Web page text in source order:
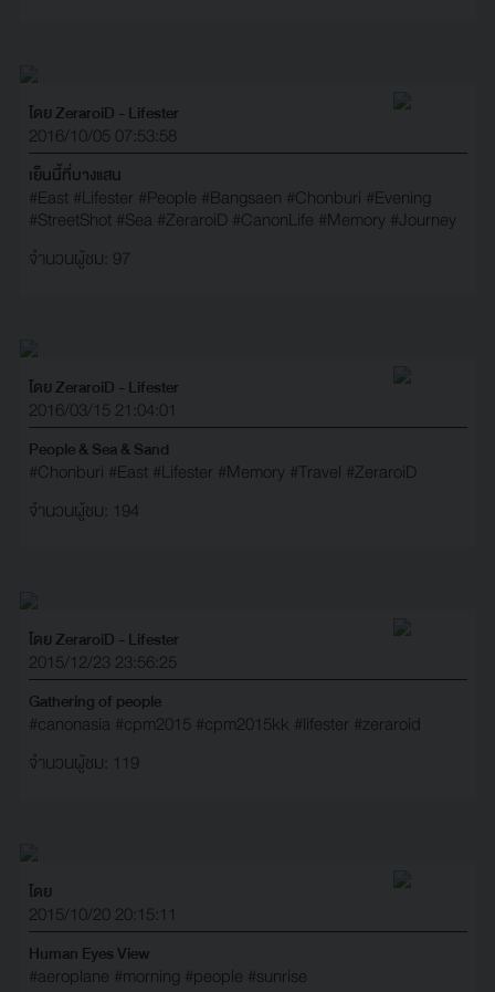
โดย ZeraroiD - Lifester
2016/10/05 07:53:58
เย็นนี้ที่บางแสน
#East #Lifester #People #Bangsaen #Chonburi #Evening
#StreetShot #Sea #ZeraroiD #CanonLife #Memory #Journey
จำนวนผู้ชม: 97
โดย ZeraroiD - Lifester
2016/03/15 21:04:01
People & Sea & Sand
#Chonburi #East #Lifester #Memory #Travel #ZeraroiD
จำนวนผู้ชม: 194
โดย ZeraroiD - Lifester
2015/12/23 23:56:25
Gathering of people
#canonasia #cpm2015 #cpm2015kk #lifester #zeraroid
จำนวนผู้ชม: 119
โดย
2015/10/20 20:15:11
Human Eyes View
#aeroplane #morning #people #sunrise